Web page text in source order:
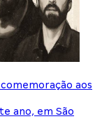
aos
ano, em São